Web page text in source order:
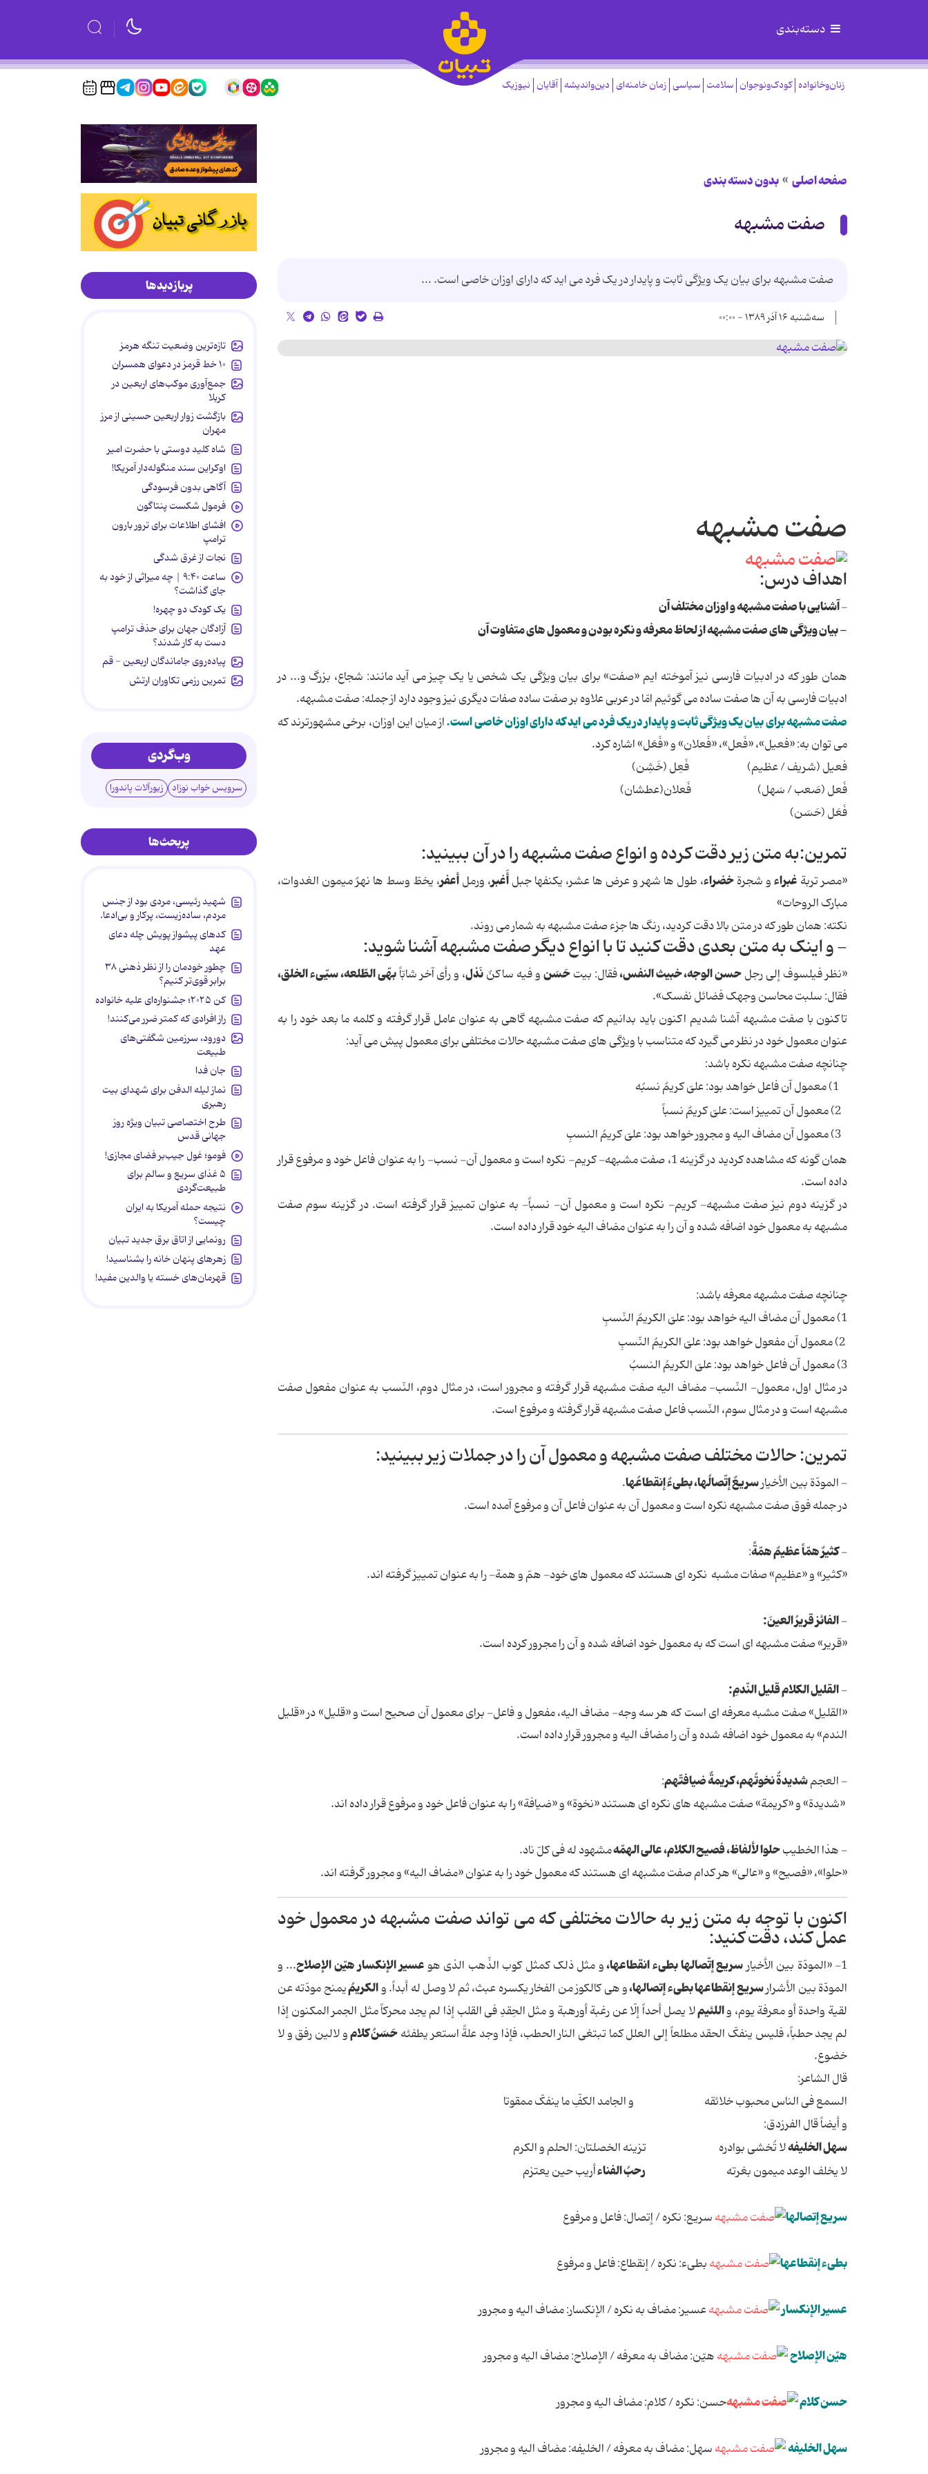
دسته‌بندی
زنان‌وخانواده کودک‌ونوجوان سلامت سیاسی زمان خامنه‌ای دین‌واندیشه آقایان نیوزیک
صفحه اصلی بدون دسته بندی
صفت مشبهه
صفت مشبهه برای بیان یک ویژگی ثابت و پایدار در یک فرد می اید که دارای اوزان خاصی است. ...
سه‌شنبه ۱۶ آذر ۱۳۸۹ - ۰۰:۰۰
صفت مشبهه
اهداف درس:
-آشنایی با صفت مشبهه و اوزان مختلف آن
- بیان ویژگی های صفت مشبهه از لحاظ معرفه و نکره بودن و معمول های متفاوت آن
همان طور که در ادبیات فارسی نیز آموخته ایم «صفت» برای بیان ویژگی یک شخص یا یک چیز می آید مانند: شجاع، بزرگ و... در
ادبیات فارسی به آن ها صفت ساده می گوئیم امّا در عربی علاوه بر صفت ساده صفات دیگری نیز وجود دارد از جمله: صفت مشبهه.
صفت مشبهه برای بیان یک ویژگی ثابت و پایدار در یک فرد می اید که دارای اوزان خاصی است.از میان این اوزان، برخی مشهورترند که
می توان به: «فعیل»، «فَعل»، «فَعلان» و «فَعَل» اشاره کرد.
فعیل (شریف / عظیم) فَعِل (خَشِن)
فَعل (صَعب / سَهل) فَعلان(عطشان)
فَعَل (حَسَن)
تمرین:به متن زیر دقت کرده و انواع صفت مشبهه را در آن ببینید:
«مصر تربة غبراءو شجرةخضراء، طول ها شهر و عرض ها عشر، یکنفها جبلأَغبر، ورملأعفر، یخطّ وسط ها نهرٌ میمون الغدوات،
مبارک الروحات»
نکته: همان طور که در متن بالا دقت کردید، رنگ ها جزء صفت مشبهه به شمار می روند.
- و اینک به متن بعدی دقت کنید تا با انواع دیگر صفت مشبهه آشنا شوید:
«نظر فیلسوف إلی رجلحسن الوجه، خبیث النفس،فقال: بیتحَسَنو فیه ساکنٌنَذل، و رأی آخر شابّاًبهّی الطّلعه، سیّیء الخلق،
فقال: سلبت محاسن وجهک فضائل نفسک».
تاکنون با صفت مشبهه آشنا شدیم اکنون باید بدانیم که صفت مشبهه گاهی به عنوان عامل قرار گرفته و کلمه ما بعد خود را به
عنوان معمول خود در نظر می گیرد که متناسب با ویژگی های صفت مشبهه حالات مختلفی برای معمول پیش می آید:
چنانچه صفت مشبهه نکره باشد:
فاعلخواهد بود: علیّ کریمٌنسبُه
تمییزاست: علیّ کریمٌنسباً
مضاف الیهو مجرور خواهد بود: علیّ کریمُالنسبِ
همان گونه که مشاهده کردید در گزینه 1، صفت مشبهه- کریم- نکره است و معمول آن- نسب- را به عنوان فاعل خود و مرفوع قرار
داده است.
در گزینه دوم نیز صفت مشبهه- کریم- نکره است و معمول آن- نسباً- به عنوان تمییز قرار گرفته است. در گزینه سوم صفت
مشبهه به معمول خود اضافه شده و آن را به عنوان مضاف الیه خود قرار داده است.
چنانچه صفت مشبهه معرفه باشد:
1) معمول آن
مضاف الیهخواهد بود: علیّ الکریمُالنّسبِ
مفعولخواهد بود: علیّ الکریمُالنّسبِ
3) معمول آن
فاعلخواهد بود: علیّ الکریمُالنسبُ
در مثال اول، معمول- النّسب- مضاف الیه صفت مشبهه قرار گرفته و مجرور است، در مثال دوم، النّسب به عنوان مفعول صفت
مشبهه است و در مثال سوم، النّسب فاعل صفت مشبهه قرار گرفته و مرفوع است.
تمرین: حالات مختلف صفت مشبهه و معمول آن را در جملات زیر ببینید:
- المودّة بین الأخیارسریعٌ إتّصالُها، بطیءٌ إنقطاعُها.
در جمله فوق صفت مشبهه نکره است و معمول آن به عنوان فاعل آن و مرفوع آمده است.
-کثیرٌ همّاً عظیمٌ همّةً:
«کثیر» و «عظیم» صفات مشبه نکره ای هستند که معمول های خود- همّ و همة- را به عنوان تمییز گرفته اند.
-الفائز قریرُ العینَ:
«قریر» صفت مشبهه ای است که به معمول خود اضافه شده و آن را مجرور کرده است.
-القلیل الکلام قلیل النّدمِ:
«القلیل» صفت مشبه معرفه ای است که هر سه وجه- مضاف الیه، مفعول و فاعل- برای معمول آن صحیح است و «قلیل» در «قلیل
الندم» به معمول خود اضافه شده و آن را مضاف الیه و مجرور قرار داده است.
- العجمشدیدةٌ نخوتُهم، کریمةٌ ضیافتّهم:
«شدیدة» و «کریمة» صفت مشبهه های نکره ای هستند «نخوة» و «ضیافة» را به عنوان فاعل خود و مرفوع قرار داده اند.
- هذا الخطیبحلوا لألفاظ، فصیح الکلام، عالی الهمّهمشهود له فی کلّ ناد.
«حلوا»، «فصیح» و «عالی» هر کدام صفت مشبهه ای هستند که معمول خود را به عنوان «مضاف الیه» و مجرور گرفته اند.
اکنون با توجه به متن زیر به حالات مختلفی که می تواند صفت مشبهه در معمول خود
عمل کند، دقت کنید:
1- «المودّة بین الأخیار سریع إتّصالهابطیء انقطاعها،و مثل ذلک کمثل کوب الذّهب الذی هوعسیر الإنکسارهیّن الإصلاح... و
المودّة بین الأشرارسریع إنقطاعها بطیء إتصالها،و هی کالکوز من الفخار یکسره عبث، ثم لا وصل له أبداً. والکریمُیمنح مودّته عن
لقیة واحدة أو معرفة یوم، واللئیملا یصل أحداً إلّا عن رغبة أورهبة و مثل الحِقدِ فی القلب إذا لم یجد محرکاً مثل الجمر المکنون إذا
لم یجد حطباً، فلیس ینفکّ الحقد مطلعاً إلی العلل کما تبتغی النار الحطب، فإذا وجد علةً استعر یطفئهحَسَنُ کلامو لالین رفق و لا
خضوع.
قال الشاعر:
السمع فی الناس محبوب خلائقه و الجامد الکفِّ ما ینفکّ ممقوتا
و أیضاً قال الفرزدق:
سهل الخلیفهلا تُخشی بوادره تزینه الخصلتان: الحلم و الکرم
لا یخلف الوعد میمون بغرته رحبُ الفناءأریب حین یعتزم
سریع إتصالها سریع: نکره / إتصال: فاعل و مرفوع
بطیء إنقطاعها بطیء: نکره / إنقطاع: فاعل و مرفوع
عسیر الإنکسار عسیر: مضاف به نکره / الإنکسار: مضاف الیه و مجرور
هیّن الإصلاح هیّن: مضاف به معرفه / الإصلاح: مضاف الیه و مجرور
حسن کلام حسن: نکره / کلام: مضاف الیه و مجرور
سهل الخلیفه سهل: مضاف به معرفه / الخلیفه: مضاف الیه و مجرور
پربازدیدها
تازه‌ترین وضعیت تنگه هرمز
۱۰ خط قرمز در دعوای همسران
جمع‌آوری موکب‌های اربعین در
کربلا
بازگشت زوار اربعین حسینی از مرز
مهران
شاه کلید دوستی با حضرت امیر
اوکراین سند منگوله‌دار آمریکا!
آگاهی بدون فرسودگی
فرمول شکست پنتاگون
افشای اطلاعات برای ترور بارون
ترامپ
نجات از غرق شدگی
ساعت ۹:۴۰ | چه میراثی از خود به
جای گذاشت؟
یک کودک دو چهره!
آزادگان جهان برای حذف ترامپ
دست به کار شدند؟
پیاده‌روی جاماندگان اربعین - قم
تمرین رزمی تکاوران ارتش
وب‌گردی
سرویس خواب نوزاد زیورآلات پاندورا
پربحث‌ها
شهید رئیسی، مردی بود از جنس
مردم، ساده‌زیست، پرکار و بی‌ادعا.
کدهای پیشواز پویش چله دعای
عهد
چطور خودمان را از نظر ذهنی ۳۸
برابر قوی‌تر کنیم؟
کن ۲۰۲۵؛ جشنواره‌ای علیه خانواده
راز افرادی که کمتر ضرر می‌کنند!
دورود، سرزمین شگفتی‌های
طبیعت
جان فدا
نماز لیله الدفن برای شهدای بیت
رهبری
طرح اختصاصی تبیان ویژه روز
جهانی قدس
فومو؛ غول جیب‌بر فضای مجازی!
۵ غذای سریع و سالم برای
طبیعت‌گردی
نتیجه حمله آمریکا به ایران
چیست؟
رونمایی از اتاق برق جدید تبیان
زهرهای پنهان خانه را بشناسید!
قهرمان‌های خسته یا والدین مفید!